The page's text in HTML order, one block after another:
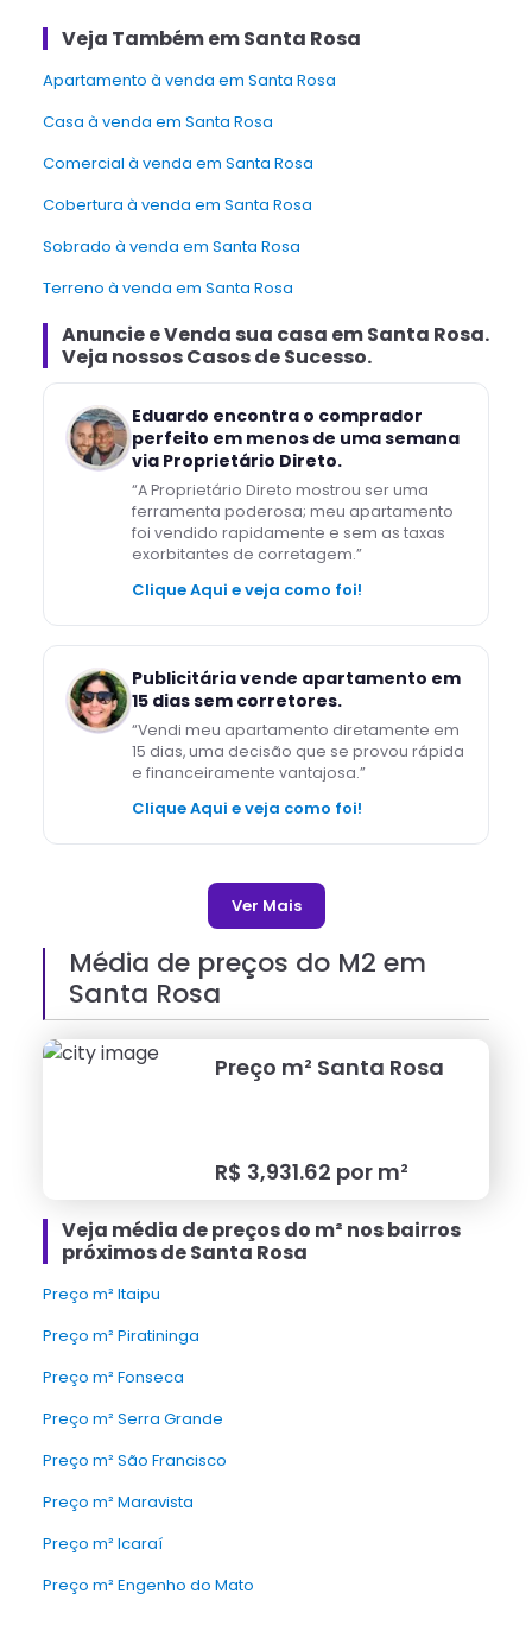
Veja Também em Santa Rosa
apartamento à venda em Santa Rosa
Casa à venda em Santa Rosa
Comercial à venda em Santa Rosa
Cobertura à venda em Santa Rosa
Sobrado à venda em Santa Rosa
Terreno à venda em Santa Rosa
Anuncie e Venda sua casa emSanta Rosa.
Veja nossos Casos de Sucesso.
Eduardo encontra o comprador
perfeito em menos de uma semana
via Proprietário Direto.
“A Proprietário Direto mostrou ser uma
ferramenta poderosa; meu apartamento
foi vendido rapidamente e sem as taxas
exorbitantes de corretagem.”
Clique Aqui e veja como foi!
Publicitária vende apartamento em
15 dias sem corretores.
“Vendi meu apartamento diretamente em
15 dias, uma decisão que se provou rápida
e financeiramente vantajosa.”
Clique Aqui e veja como foi!
Ver Mais
Média de preços do M2 em
Santa Rosa
Preço m² Santa Rosa
R$ 3,931.62 por m²
Veja média de preços do m² nos bairros
próximos de Santa Rosa
Preço m² Itaipu
Preço m² Piratininga
Preço m² Fonseca
Preço m² Serra Grande
Preço m² São Francisco
Preço m² Maravista
Preço m² Icaraí
Preço m² Engenho do Mato